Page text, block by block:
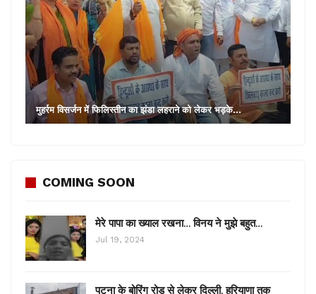
मुहर्रम विसर्जन में फिलिस्तीन का झंडा लहराने को लेकर भड़के…
COMING SOON
मेरे पापा का ख्याल रखना… विनय ने मुझे बहुत…
Jul 19, 2024
पटना के बोरिंग रोड से लेकर दिल्ली, हरियाणा तक